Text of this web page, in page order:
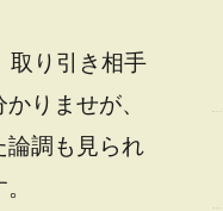
取り引き相手
りませが、
論調も見られ